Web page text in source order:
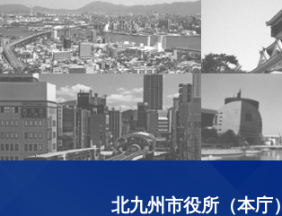
北九州市役所（本庁）